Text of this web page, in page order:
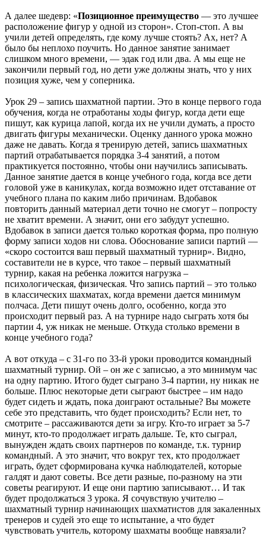
А далее шедевр: «Позиционное преимущество — это лучшее
расположение фигур у одной из сторон». Стоп-стоп. А вы
учили детей определять, где кому лучше стоять? Ах, нет? А
было бы неплохо поучить. Но данное занятие занимает
слишком много времени, — эдак год или два. А мы еще не
закончили первый год, но дети уже должны знать, что у них
позиция хуже, чем у соперника.
Урок 29 – запись шахматной партии. Это в конце первого года
обучения, когда не отработаны ходы фигур, когда дети еще
пишут, как курица лапой, когда их не учили думать, а просто
двигать фигуры механически. Оценку данного урока можно
даже не давать. Когда я тренирую детей, запись шахматных
партий отрабатывается порядка 3-4 занятий, а потом
практикуется постоянно, чтобы они научились записывать.
Данное занятие дается в конце учебного года, когда все дети
головой уже в каникулах, когда возможно идет отставание от
учебного плана по каким либо причинам. Вдобавок
повторить данный материал дети точно не смогут – попросту
не хватит времени. А значит, они его забудут успешно.
Вдобавок в записи дается только короткая форма, про полную
форму записи ходов ни слова. Обоснование записи партий —
«скоро состоится ваш первый шахматный турнир». Видно,
составители не в курсе, что такое – первый шахматный
турнир, какая на ребенка ложится нагрузка –
психологическая, физическая. Что запись партий – это только
в классических шахматах, когда времени дается минимум
полчаса. Дети пишут очень долго, особенно, когда это
происходит первый раз. А на турнире надо сыграть хотя бы
партии 4, уж никак не меньше. Откуда столько времени в
конце учебного года?
А вот откуда – с 31-го по 33-й уроки проводится командный
шахматный турнир. Ой – он же с записью, а это минимум час
на одну партию. Итого будет сыграно 3-4 партии, ну никак не
больше. Плюс некоторые дети сыграют быстрее – им надо
будет сидеть и ждать, пока доиграют остальные? Вы можете
себе это представить, что будет происходить? Если нет, то
смотрите – рассаживаются дети за игру. Кто-то играет за 5-7
минут, кто-то продолжает играть дальше. Те, кто сыграл,
вынужден ждать своих партнеров по команде, т.к. турнир
командный. А это значит, что вокруг тех, кто продолжает
играть, будет сформирована кучка наблюдателей, которые
галдят и дают советы. Все дети разные, по-разному на эти
советы реагируют. И еще они партию записывают… И так
будет продолжаться 3 урока. Я сочувствую учителю –
шахматный турнир начинающих шахматистов для закаленных
тренеров и судей это еще то испытание, а что будет
чувствовать учитель, которому шахматы вообще навязали?